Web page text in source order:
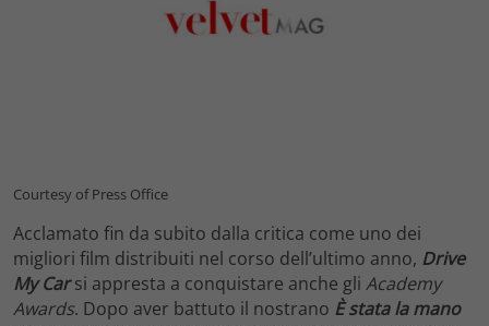
Courtesy of Press Office
Acclamato fin da subito dalla critica come uno dei
migliori film distribuiti nel corso dell’ultimo anno, Drive
My Carsi appresta a conquistare anche gli Academy
Awards. Dopo aver battuto il nostrano È stata la mano